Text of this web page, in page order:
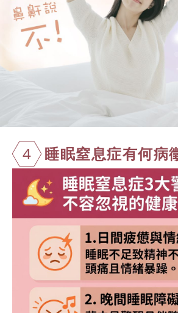
4 睡眠窒息症有何病